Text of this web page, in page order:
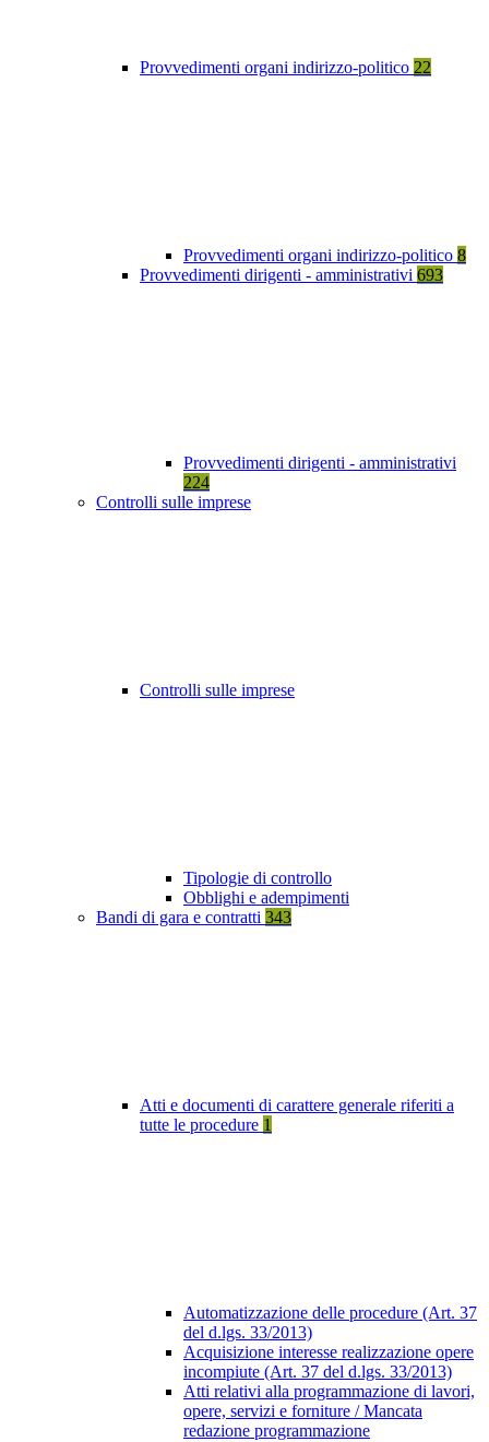
Provvedimenti organi indirizzo-politico 22
Provvedimenti organi indirizzo-politico 8
Provvedimenti dirigenti - amministrativi 693
Provvedimenti dirigenti - amministrativi
224
Controlli sulle imprese
Controlli sulle imprese
Tipologie di controllo
Obblighi e adempimenti
Bandi di gara e contratti 343
Atti e documenti di carattere generale riferiti a
tutte le procedure 1
Automatizzazione delle procedure (Art. 37
del d.lgs. 33/2013)
Acquisizione interesse realizzazione opere
incompiute (Art. 37 del d.lgs. 33/2013)
Atti relativi alla programmazione di lavori,
opere, servizi e forniture / Mancata
redazione programmazione